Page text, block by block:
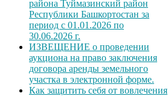
района Туймазинский район
Республики Башкортостан за
период с 01.01.2026 по
30.06.2026 г.
ИЗВЕЩЕНИЕ о проведении
аукциона на право заключения
договора аренды земельного
участка в электронной форме.
Как защитить себя от вовлечения